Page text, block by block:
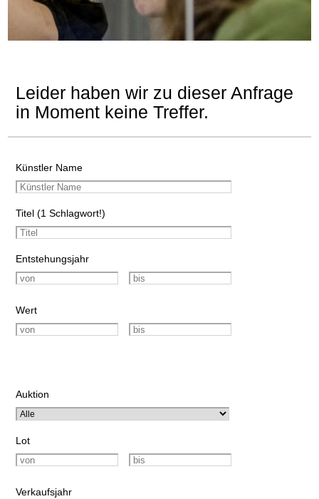
Leider haben wir zu dieser Anfrage
in Moment keine Treffer.
Künstler Name
Titel (1 Schlagwort!)
Entstehungsjahr
Wert
Auktion
Lot
Verkaufsjahr